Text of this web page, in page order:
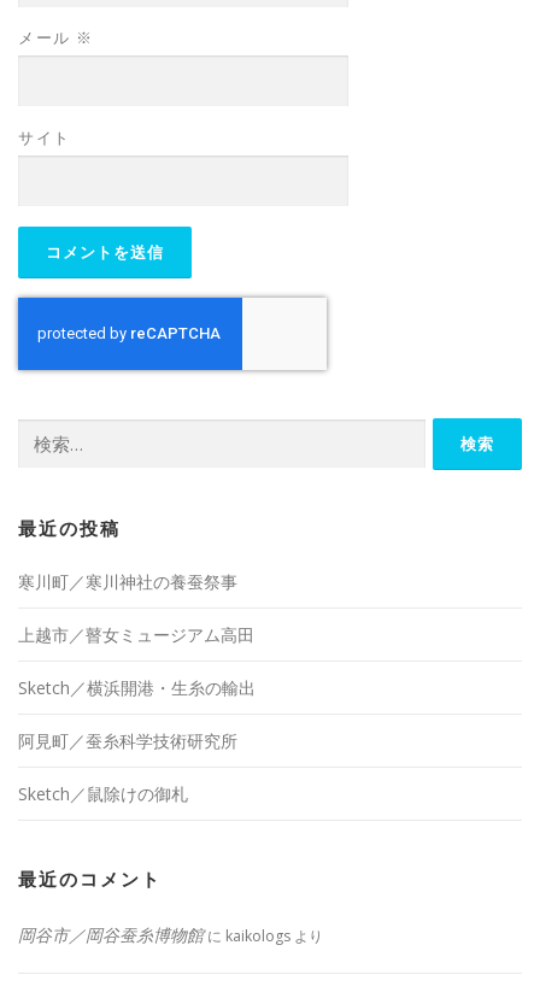
メール ※
サイト
索:
最近の投稿
寒川町／寒川神社の養蚕祭事
上越市／瞽女ミュージアム高田
Sketch／横浜開港・生糸の輸出
阿見町／蚕糸科学技術研究所
Sketch／鼠除けの御札
最近のコメント
岡谷市／岡谷蚕糸博物館に kaikologs より